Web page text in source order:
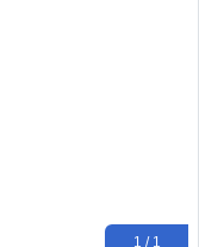
1 / 1